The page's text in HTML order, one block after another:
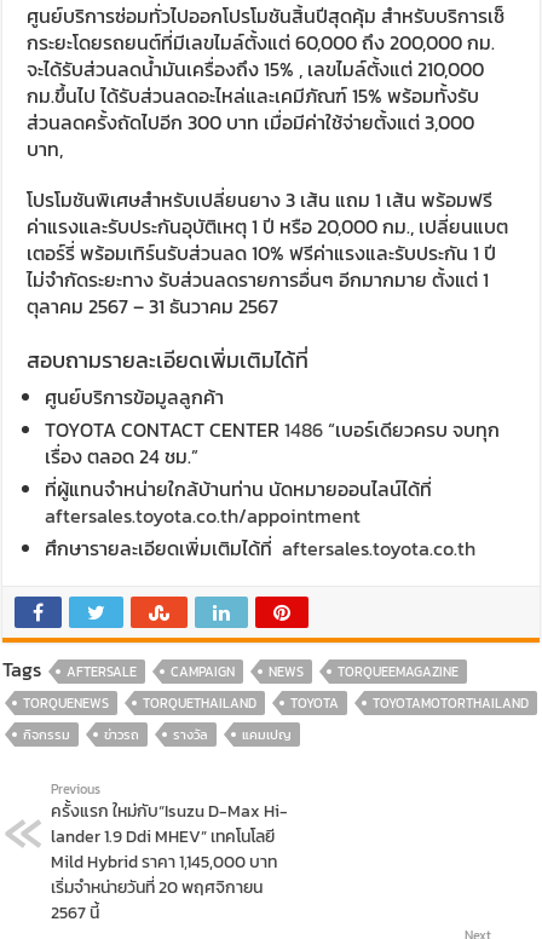
ศูนย์บริการซ่อมทั่วไปออกโปรโมชันสิ้นปีสุดคุ้ม สำหรับบริการเช็
กระยะโดยรถยนต์ที่มีเลขไมล์ตั้งแต่ 60,000 ถึง 200,000 กม.
จะได้รับส่วนลดน้ำมันเครื่องถึง 15% , เลขไมล์ตั้งแต่ 210,000
กม.ขึ้นไป ได้รับส่วนลดอะไหล่และเคมีภัณฑ์ 15% พร้อมทั้งรับ
ส่วนลดครั้งถัดไปอีก 300 บาท เมื่อมีค่าใช้จ่ายตั้งแต่ 3,000
บาท,
โปรโมชันพิเศษสำหรับเปลี่ยนยาง 3 เส้น แถม 1 เส้น พร้อมฟรี
ค่าแรงและรับประกันอุบัติเหตุ 1 ปี หรือ 20,000 กม., เปลี่ยนแบต
เตอร์รี่ พร้อมเทิร์นรับส่วนลด 10% ฟรีค่าแรงและรับประกัน 1 ปี
ไม่จำกัดระยะทาง รับส่วนลดรายการอื่นๆ อีกมากมาย ตั้งแต่ 1
ตุลาคม 2567 – 31 ธันวาคม 2567
สอบถามรายละเอียดเพิ่มเติมได้ที่
ศูนย์บริการข้อมูลลูกค้า
TOYOTA CONTACT CENTER1486“เบอร์เดียวครบ จบทุก
เรื่อง ตลอด 24 ชม.”
ที่ผู้แทนจำหน่ายใกล้บ้านท่าน นัดหมายออนไลน์ได้ที่
aftersales.toyota.co.th/appointment
ศึกษารายละเอียดเพิ่มเติมได้ที่aftersales.toyota.co.th
Tags AFTERSALE CAMPAIGN NEWS
TORQUEEMAGAZINE
TORQUENEWS
TORQUETHAILAND TOYOTA
TOYOTAMOTORTHAILAND
กิจกรรม
ข่าวรถ รางวัล แคมเปญ
Previous
ครั้งแรก ใหม่กับ“Isuzu D-Max Hi-
lander 1.9 Ddi MHEV” เทคโนโลยี
Mild Hybrid ราคา 1,145,000 บาท
เริ่มจำหน่ายวันที่ 20 พฤศจิกายน
2567 นี้